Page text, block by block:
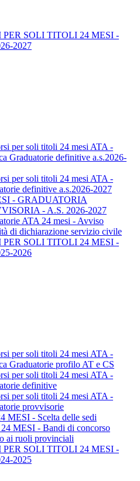
PER SOLI TITOLI 24 MESI -
2027
per soli titoli 24 mesi ATA -
Graduatorie definitive a.s.2026-
per soli titoli 24 mesi ATA -
definitive a.s.2026-2027
- GRADUATORIA
- A.S. 2026-2027
ATA 24 mesi - Avviso
di dichiarazione servizio civile
PER SOLI TITOLI 24 MESI -
2026
per soli titoli 24 mesi ATA -
Graduatorie profilo AT e CS
per soli titoli 24 mesi ATA -
definitive
per soli titoli 24 mesi ATA -
provvisorie
MESI - Scelta delle sedi
MESI - Bandi di concorso
ai ruoli provinciali
PER SOLI TITOLI 24 MESI -
2025